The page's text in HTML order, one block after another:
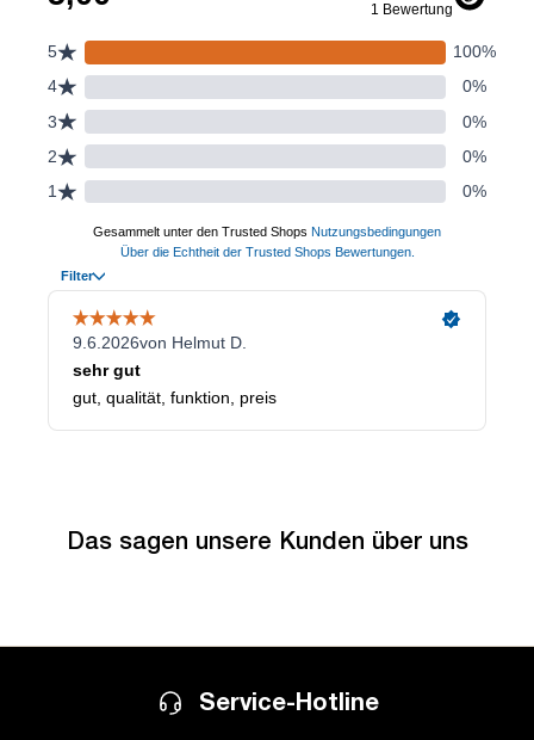
Das sagen unsere Kunden über uns
Service-Hotline